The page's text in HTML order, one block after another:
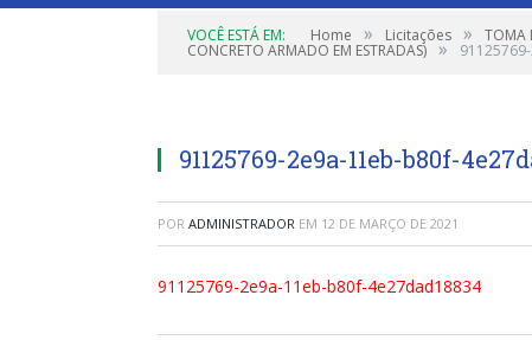
VOCÊ ESTÁ EM: Home » Licitações » TOMA
CONCRETO ARMADO EM ESTRADAS) »
91125769-2e9a-11eb-b80f-
POR ADMINISTRADOR EM 12 DE MARÇO DE 2021
91125769-2e9a-11eb-b80f-4e27dad18834